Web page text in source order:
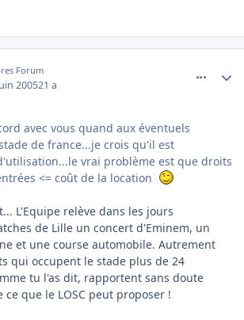
Forum
200521 a
avec vous quand aux éventuels
de france...je crois qu'il est
vrai problème est que droits
<= coût de la location
L'Equipe relève dans les jours
de Lille un concert d'Eminem, un
et une course automobile. Autrement
qui occupent le stade plus de 24
tu l'as dit, rapportent sans doute
que le LOSC peut proposer !